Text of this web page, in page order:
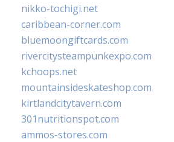
nikko-tochigi.net
caribbean-corner.com
bluemoongiftcards.com
rivercitysteampunkexpo.com
kchoops.net
mountainsideskateshop.com
kirtlandcitytavern.com
301nutritionspot.com
ammos-stores.com